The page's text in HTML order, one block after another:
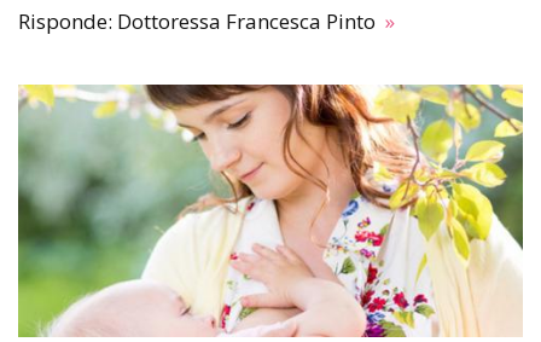
Risponde: Dottoressa Francesca Pinto »